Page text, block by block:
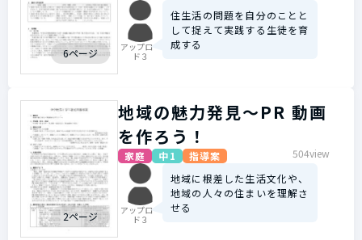
6ページ
アップロー
ド３
住生活の問題を自分のことと
して捉えて実践する生徒を育
成する
2ページ
地域の魅力発見～PR 動画
を作ろう！
家庭 中1 指導案 504view
アップロー
ド３
地域に根差した生活文化や、
地域の人々の住まいを理解さ
せる